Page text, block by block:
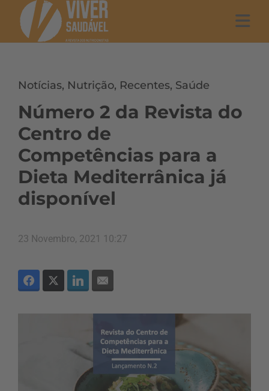
Notícias, Nutrição, Recentes, Saúde
Número 2 da Revista do
Centro de
Competências para a
Dieta Mediterrânica já
disponível
23 Novembro, 2021 10:27